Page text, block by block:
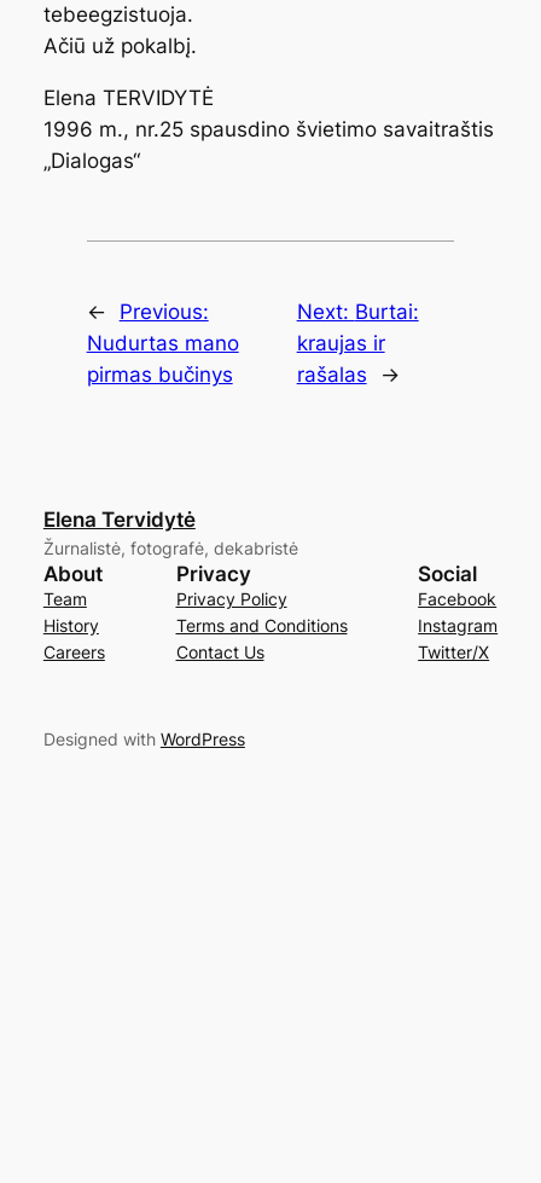
tebeegzistuoja.
Ačiū už pokalbį.
Elena TERVIDYTĖ
1996 m., nr.25 spausdino švietimo savaitraštis
„Dialogas“
←
Previous:
Nudurtas mano
pirmas bučinys
Next: Burtai:
kraujas ir
rašalas
→
Elena Tervidytė
Žurnalistė, fotografė, dekabristė
About
Team
History
Careers
Privacy
Privacy Policy
Terms and Conditions
Contact Us
Social
Facebook
Instagram
Twitter/X
Designed with WordPress